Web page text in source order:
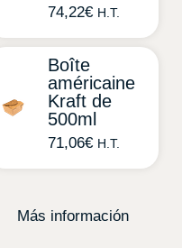
Más información
74,22€ H.T.
Boîte
américaine
Kraft de
500ml
71,06€ H.T.